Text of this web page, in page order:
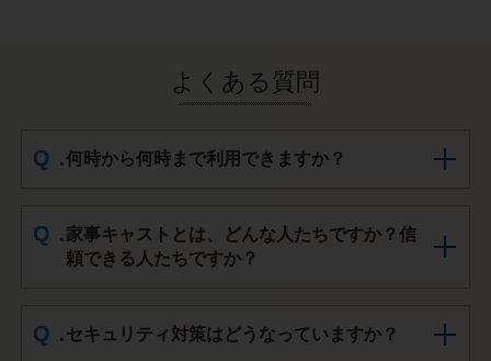
よくある質問
何時から何時まで利用できますか？
家事キャストとは、どんな人たちですか？信
頼できる人たちですか？
セキュリティ対策はどうなっていますか？